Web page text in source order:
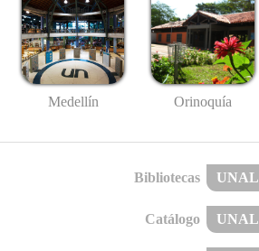
Medellín Orinoquía
Bibliotecas UNAL
Catálogo UNAL